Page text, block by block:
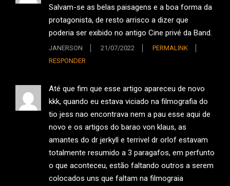
Salvam-se as belas paisagens e a boa forma da
protagonista, de resto arrisco a dizer que
poderia ser exibido no antigo Cine privé da Band.
JANERSON 21/07/2022
PERMALINK
RESPONDER
Até que fim que esse artigo apareceu de novo
kkk, quando eu estava viciado na filmografia do
tio jess nao encontrava nem a pau esse aqui de
novo e os artigos do barao von klaus, as
amantes do dr jerkyll e terrivel dr orlof estavam
totalmente resumido a 3 paragafos, em perfunto
o que aconteceu, estão faltando outros a serem
colocados uns que faltam na filmograia